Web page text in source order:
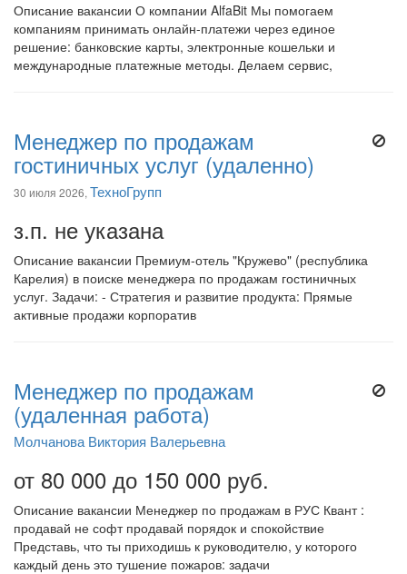
Описание вакансии О компании AlfaBit Мы помогаем
компаниям принимать онлайн-платежи через единое
решение: банковские карты, электронные кошельки и
международные платежные методы. Делаем сервис,
Менеджер по продажам
гостиничных услуг (удаленно)
30 июля 2026, ТехноГрупп
з.п. не указана
Описание вакансии Премиум-отель "Кружево" (республика
Карелия) в поиске менеджера по продажам гостиничных
услуг. Задачи: - Стратегия и развитие продукта: Прямые
активные продажи корпоратив
Менеджер по продажам
(удаленная работа)
Молчанова Виктория Валерьевна
от 80 000 до 150 000 руб.
Описание вакансии Менеджер по продажам в РУС Квант :
продавай не софт продавай порядок и спокойствие
Представь, что ты приходишь к руководителю, у которого
каждый день это тушение пожаров: задачи